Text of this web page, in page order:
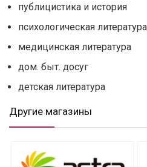
публицистика и история
психологическая литература
медицинская литература
дом. быт. досуг
детская литература
Другие магазины